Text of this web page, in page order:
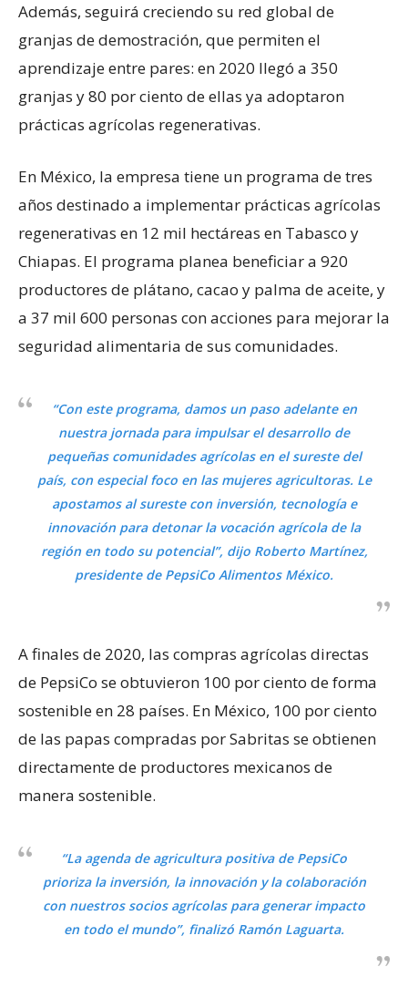
Además, seguirá creciendo su red global de
granjas de demostración, que permiten el
aprendizaje entre pares: en 2020 llegó a 350
granjas y 80 por ciento de ellas ya adoptaron
prácticas agrícolas regenerativas.
En México, la empresa tiene un programa de tres
años destinado a implementar prácticas agrícolas
regenerativas en 12 mil hectáreas en Tabasco y
Chiapas. El programa planea beneficiar a 920
productores de plátano, cacao y palma de aceite, y ​​
a 37 mil 600 personas con acciones para mejorar la
seguridad alimentaria de sus comunidades.
“Con este programa, damos un paso adelante en
nuestra jornada para impulsar el desarrollo de
pequeñas comunidades agrícolas en el sureste del
país, con especial foco en las mujeres agricultoras. Le
apostamos al sureste con inversión, tecnología e
innovación para detonar la vocación agrícola de la
región en todo su potencial”, dijo Roberto Martínez,
presidente de PepsiCo Alimentos México.
A finales de 2020, las compras agrícolas directas
de PepsiCo se obtuvieron 100 por ciento de forma
sostenible en 28 países. En México, 100 por ciento
de las papas compradas por Sabritas se obtienen
directamente de productores mexicanos de
manera sostenible.
“La agenda de agricultura positiva de PepsiCo
prioriza la inversión, la innovación y la colaboración
con nuestros socios agrícolas para generar impacto
en todo el mundo”, finalizó Ramón Laguarta.